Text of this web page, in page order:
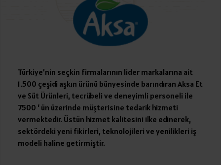
Türkiye’nin seçkin firmalarının lider markalarına ait
1.500 çeşidi aşkın ürünü bünyesinde barındıran Aksa Et
ve Süt Ürünleri, tecrübeli ve deneyimli personeli ile
7500 ‘ ün üzerinde müşterisine tedarik hizmeti
vermektedir. Üstün hizmet kalitesini ilke edinerek,
sektördeki yeni fikirleri, teknolojileri ve yenilikleri iş
modeli haline getirmiştir.